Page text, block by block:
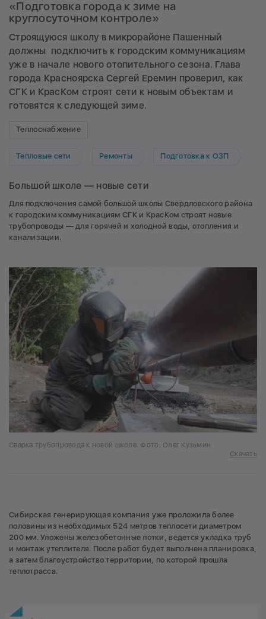
«Подготовка города к зиме на
круглосуточном контроле»
Строящуюся школу в микрорайоне Пашенный
должны подключить к городским коммуникациям
уже в начале нового отопительного сезона. Глава
города Красноярска Сергей Еремин проверил, как
СГК и КрасКом строят сети к новым объектам и
готовятся к следующей зиме.
Теплоснабжение
Тепловые сети Ремонты Подготовка к ОЗП
Большой школе — новые сети
Для подключения самой большой школы Свердловского района
к городским коммуникациям СГК и КрасКом строят новые
трубопроводы — для горячей и холодной воды, отопления и
канализации.
Сварка трубопровода к новой школе. Фото: Олег Кузьмин
Скачать
Сибирская генерирующая компания уже проложила более
половины из необходимых 524 метров теплосети диаметром
200 мм. Уложены железобетонные лотки, ведется укладка труб
и монтаж утеплителя. После работ будет выполнена планировка,
а затем благоустройство территории, по которой прошла
теплотрасса.